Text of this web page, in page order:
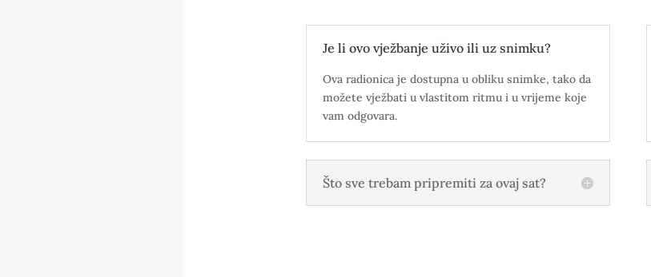
Je li ovo vježbanje uživo ili uz snimku?
Ova radionica je dostupna u obliku snimke, tako da
možete vježbati u vlastitom ritmu i u vrijeme koje
vam odgovara.
Što sve trebam pripremiti za ovaj sat?